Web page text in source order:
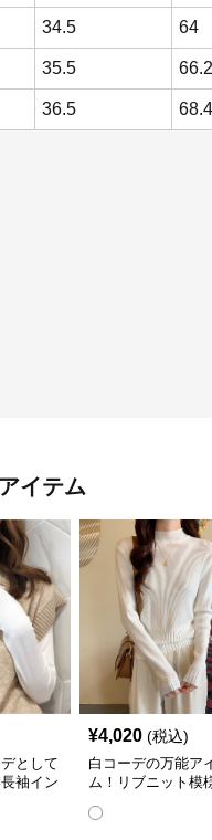
34.5 64
35.5 66.2
36.5 68.4
イテム
として
袖イン
¥4,020 (税込)
白コーデの万能ア
ム！リブニット模